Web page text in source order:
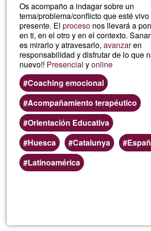
Os acompaño a indagar sobre un
tema/problema/conflicto que esté vivo
presente. Elproceso nos llevará a
en ti, en el otro y en el contexto.
es mirarlo y atravesarlo,avanzaren
responsabilidad y disfrutar de lo que
nuevo!! Presencial yonline
Coaching emocional
Acompañamiento terapéutico
Orientación Educativa
Huesca
Catalunya
Latinoamérica